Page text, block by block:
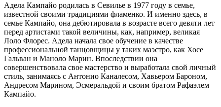
Адела Кампайо родилась в Севилье в 1977 году в семье,
известной своими традициями фламенко. И именно здесь, в
семье Кампайо, она дебютировала в возрасте всего девяти лет
перед артистами такой величины, как, например, великая
Лоло Флорес. Адела начала свое обучение в качестве
профессиональной танцовщицы у таких маэстро, как Хосе
Гальван и Маноло Марин. Впоследствии она
совершенствовала свое мастерство и выработала свой личный
стиль, занимаясь с Антонио Каналесом, Хавьером Бароном,
Андресом Марином, Эсмеральдой и своим братом Рафаэлем
Кампайо.